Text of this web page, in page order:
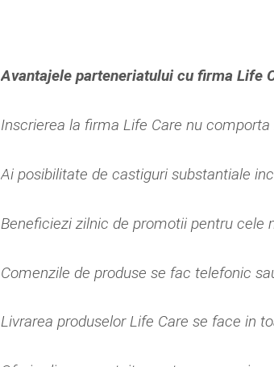
Avantajele parteneriatului cu firma Life
Inscrierea la firma Life Care nu
Ai posibilitate de castiguri substantiale
Beneficiezi zilnic de promotii pentru cele
Comenzile de produse se fac telefonic
Livrarea produselor Life Care se face in